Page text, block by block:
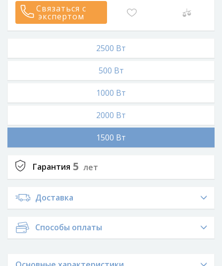
Связаться с
экспертом
2500 Вт
500 Вт
1000 Вт
2000 Вт
1500 Вт
Гарантия 5 лет
Доставка
Способы оплаты